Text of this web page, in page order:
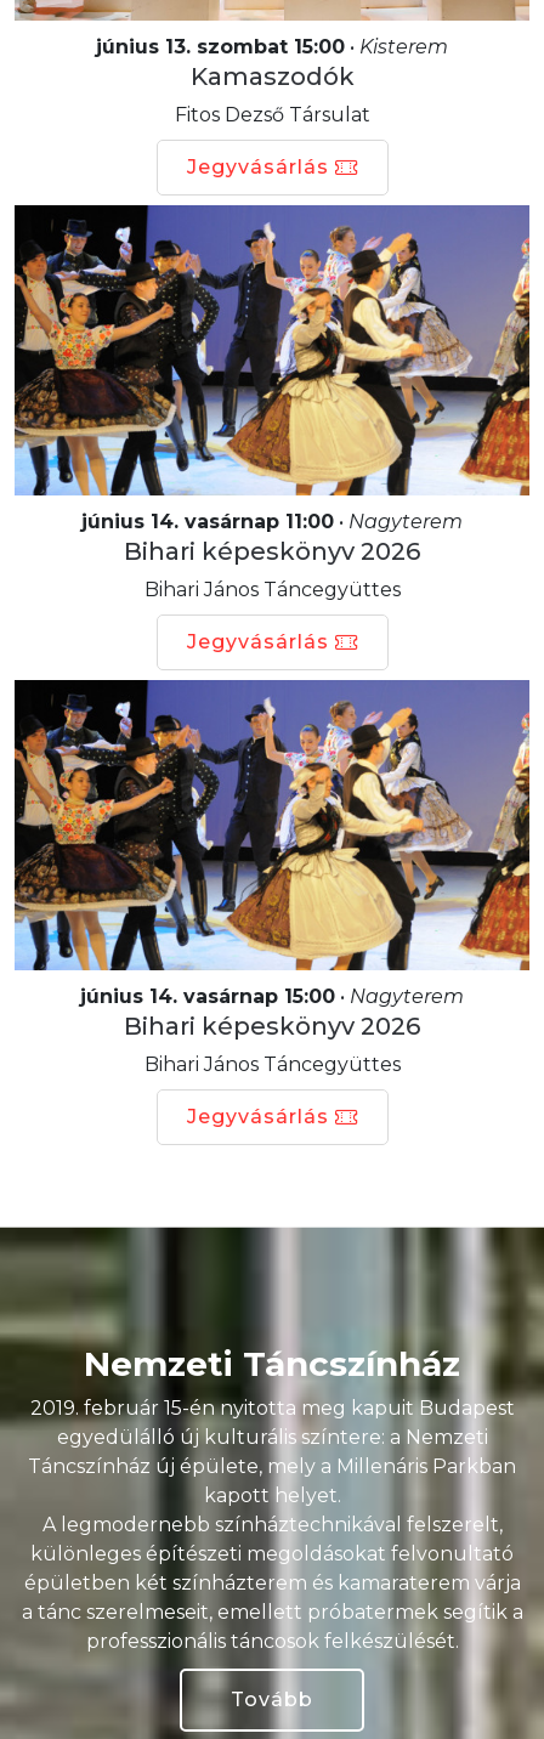
június 13. szombat 15:00 • Kisterem
Kamaszodók
Fitos Dezső Társulat
Jegyvásárlás
június 14. vasárnap 11:00 • Nagyterem
Bihari képeskönyv 2026
Bihari János Táncegyüttes
Jegyvásárlás
június 14. vasárnap 15:00 • Nagyterem
Bihari képeskönyv 2026
Bihari János Táncegyüttes
Jegyvásárlás
Nemzeti Táncszínház
2019. február 15-én nyitotta meg kapuit Budapest
egyedülálló új kulturális színtere: a Nemzeti
Táncszínház új épülete, mely a Millenáris Parkban
kapott helyet.
A legmodernebb színháztechnikával felszerelt,
különleges építészeti megoldásokat felvonultató
épületben két színházterem és kamaraterem várja
a tánc szerelmeseit, emellett próbatermek segítik a
professzionális táncosok felkészülését.
Tovább